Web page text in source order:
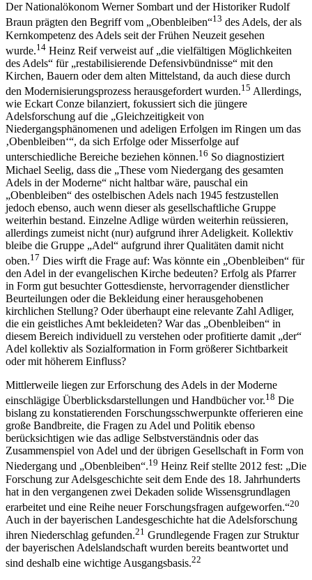
Der Nationalökonom Werner Sombart und der Historiker Rudolf
Braun prägten den Begriff vom „Obenbleiben“13 des Adels, der als
Kernkompetenz des Adels seit der Frühen Neuzeit gesehen
wurde.14 Heinz Reif verweist auf „die vielfältigen Möglichkeiten
des Adels“ für „restabilisierende Defensivbündnisse“ mit den
Kirchen, Bauern oder dem alten Mittelstand, da auch diese durch
den Modernisierungsprozess herausgefordert wurden.15 Allerdings,
wie Eckart Conze bilanziert, fokussiert sich die jüngere
Adelsforschung auf die „Gleichzeitigkeit von
Niedergangsphänomenen und adeligen Erfolgen im Ringen um das
‚Obenbleiben‘“, da sich Erfolge oder Misserfolge auf
unterschiedliche Bereiche beziehen können.16 So diagnostiziert
Michael Seelig, dass die „These vom Niedergang des gesamten
Adels in der Moderne“ nicht haltbar wäre, pauschal ein
„Obenbleiben“ des ostelbischen Adels nach 1945 festzustellen
jedoch ebenso, auch wenn dieser als gesellschaftliche Gruppe
weiterhin bestand. Einzelne Adlige würden weiterhin reüssieren,
allerdings zumeist nicht (nur) aufgrund ihrer Adeligkeit. Kollektiv
bleibe die Gruppe „Adel“ aufgrund ihrer Qualitäten damit nicht
oben.17 Dies wirft die Frage auf: Was könnte ein „Obenbleiben“ für
den Adel in der evangelischen Kirche bedeuten? Erfolg als Pfarrer
in Form gut besuchter Gottesdienste, hervorragender dienstlicher
Beurteilungen oder die Bekleidung einer herausgehobenen
kirchlichen Stellung? Oder überhaupt eine relevante Zahl Adliger,
die ein geistliches Amt bekleideten? War das „Obenbleiben“ in
diesem Bereich individuell zu verstehen oder profitierte damit „der“
Adel kollektiv als Sozialformation in Form größerer Sichtbarkeit
oder mit höherem Einfluss?
Mittlerweile liegen zur Erforschung des Adels in der Moderne
einschlägige Überblicksdarstellungen und Handbücher vor.18 Die
bislang zu konstatierenden Forschungsschwerpunkte offerieren eine
große Bandbreite, die Fragen zu Adel und Politik ebenso
berücksichtigen wie das adlige Selbstverständnis oder das
Zusammenspiel von Adel und der übrigen Gesellschaft in Form von
Niedergang und „Obenbleiben“.19 Heinz Reif stellte 2012 fest: „Die
Forschung zur Adelsgeschichte seit dem Ende des 18. Jahrhunderts
hat in den vergangenen zwei Dekaden solide Wissensgrundlagen
erarbeitet und eine Reihe neuer Forschungsfragen aufgeworfen.“20
Auch in der bayerischen Landesgeschichte hat die Adelsforschung
ihren Niederschlag gefunden.21 Grundlegende Fragen zur Struktur
der bayerischen Adelslandschaft wurden bereits beantwortet und
sind deshalb eine wichtige Ausgangsbasis.22